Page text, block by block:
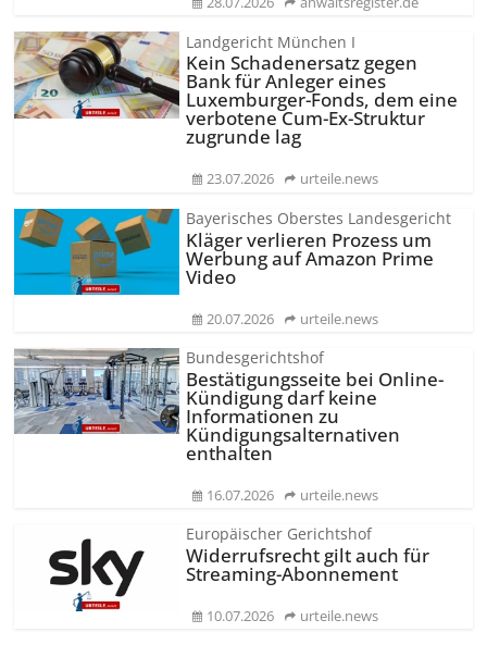
Landgericht München I
Kein Schadenersatz gegen
Bank für Anleger eines
Luxemburger-Fonds, dem eine
verbotene Cum-Ex-Struktur
zugrunde lag
23.07.2026 urteile.news
Bayerisches Oberstes Landesgericht
Kläger verlieren Prozess um
Werbung auf Amazon Prime
Video
20.07.2026 urteile.news
Bundesgerichtshof
Bestätigungsseite bei Online-
Kündigung darf keine
Informationen zu
Kündigungsal­ternativen
enthalten
16.07.2026 urteile.news
Europäischer Gerichtshof
Widerrufsrecht gilt auch für
Streaming-Abonnement
10.07.2026 urteile.news